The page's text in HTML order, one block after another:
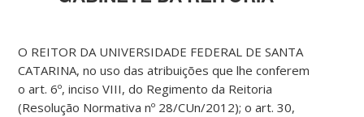
O REITOR DA UNIVERSIDADE FEDERAL DE SANTA
CATARINA, no uso das atribuições que lhe conferem
o art. 6º, inciso VIII, do Regimento da Reitoria
(Resolução Normativa nº 28/CUn/2012); o art. 30,